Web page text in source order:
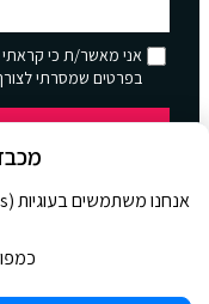
אני מאשר/ת כי
בפרטים שמסרתי